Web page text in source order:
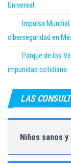
Universal
Impulsa
ciberseguridad en
Parque de los
impunidad cotidiana
LAS
Niños sanos